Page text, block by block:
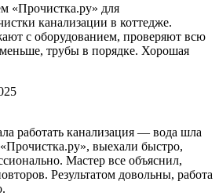
«Прочистка.ру» для
канализации в коттедже.
с оборудованием, проверяют всю
меньше, трубы в порядке. Хорошая
работать канализация — вода шла
выехали быстро,
Мастер все объяснил,
Результатом довольны, работа